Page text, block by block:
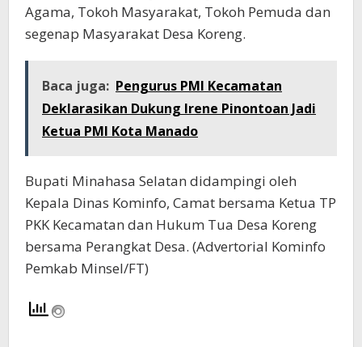
Agama, Tokoh Masyarakat, Tokoh Pemuda dan
segenap Masyarakat Desa Koreng.
Baca juga: Pengurus PMI Kecamatan
Deklarasikan Dukung Irene Pinontoan Jadi
Ketua PMI Kota Manado
Bupati Minahasa Selatan didampingi oleh
Kepala Dinas Kominfo, Camat bersama Ketua TP
PKK Kecamatan dan Hukum Tua Desa Koreng
bersama Perangkat Desa. (Advertorial Kominfo
Pemkab Minsel/FT)